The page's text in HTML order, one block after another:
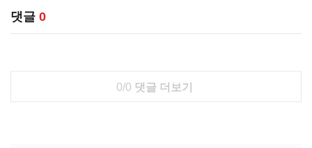
댓글 0
0/0 댓글 더보기